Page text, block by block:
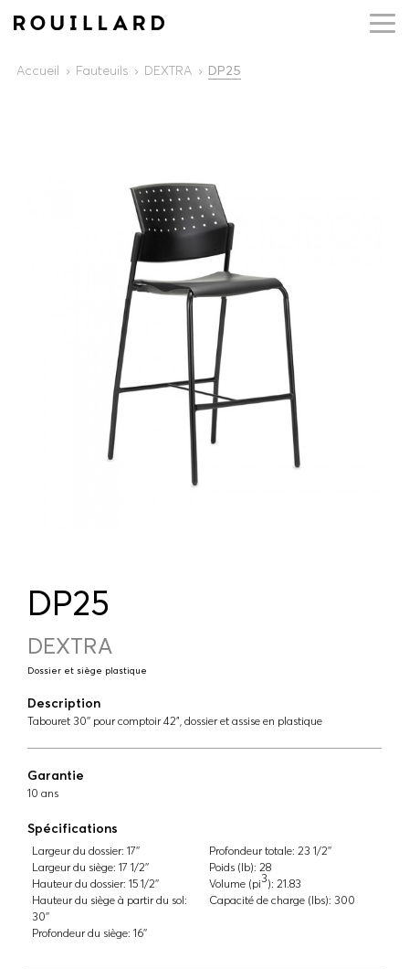
Accueil Fauteuils DEXTRA DP25
DP25
DEXTRA
Dossier et siège plastique
Description
Tabouret 30'' pour comptoir 42", dossier et assise en plastique
Garantie
10 ans
Spécifications
Largeur du dossier: 17''
Largeur du siège: 17 1/2''
Hauteur du dossier: 15 1/2''
Hauteur du siège à partir du sol:
30''
Profondeur du siège: 16''
Profondeur totale: 23 1/2''
Poids (lb): 28
Volume (pi3): 21.83
Capacité de charge (lbs): 300